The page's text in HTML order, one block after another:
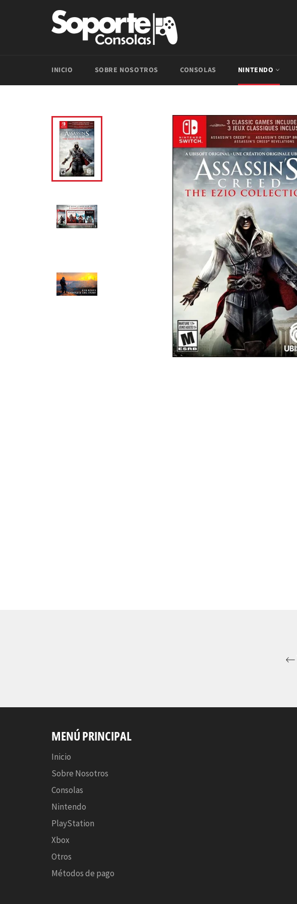
INICIO SOBRE NOSOTROS CONSOLAS NINTENDO
MENÚ PRINCIPAL
Inicio
Sobre Nosotros
Consolas
Nintendo
PlayStation
Xbox
Otros
Métodos de pago